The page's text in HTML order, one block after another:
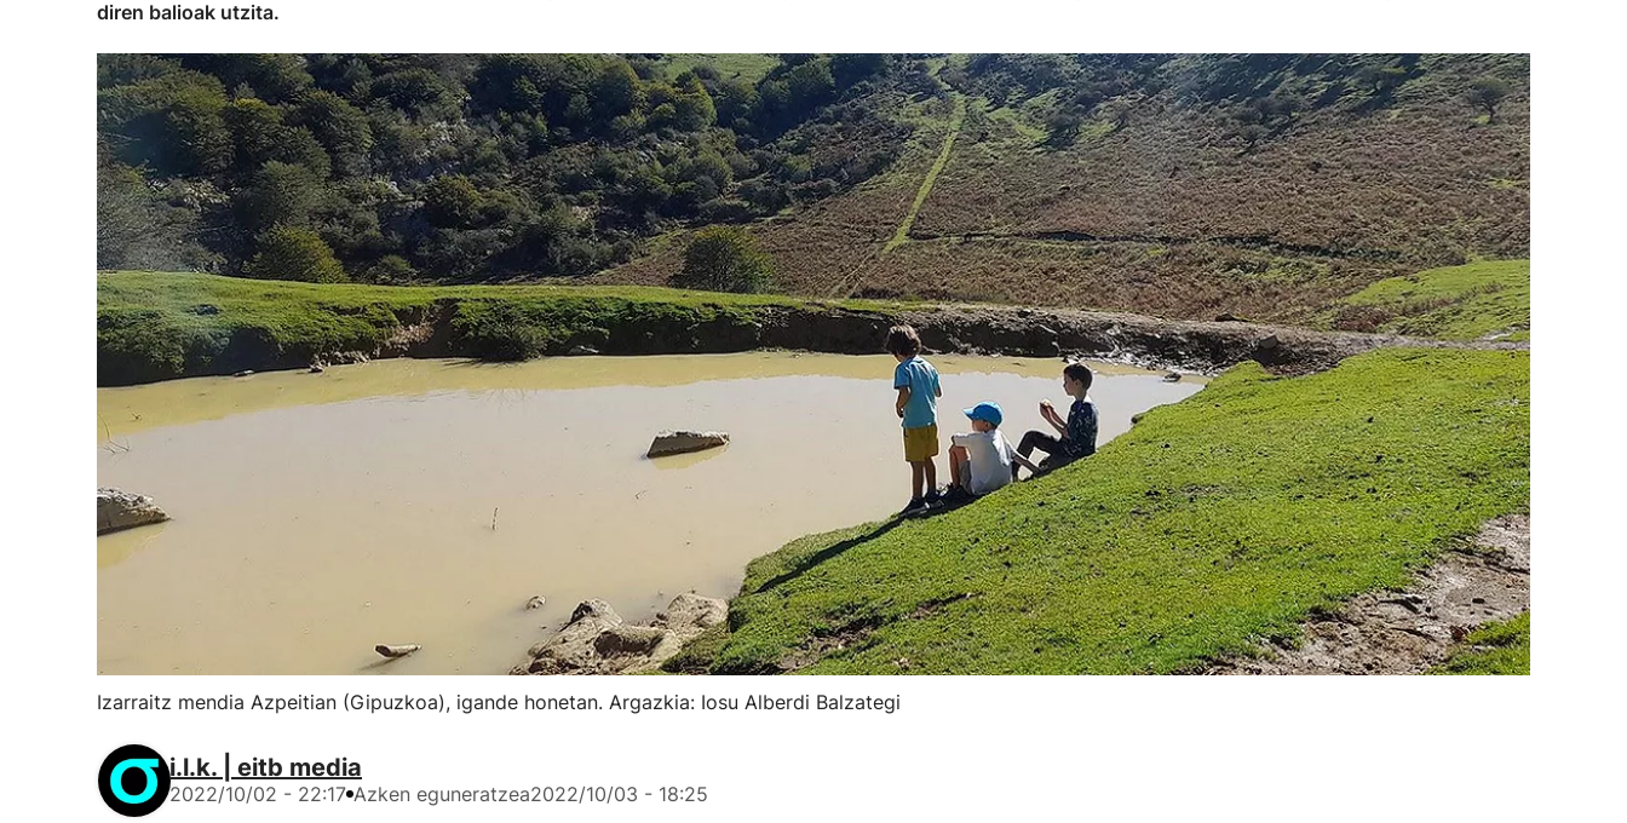
diren balioak utzita.
Izarraitz mendia Azpeitian (Gipuzkoa), igande honetan. Argazkia: Iosu Alberdi Balzategi
i.l.k. | eitb media
2022/10/02 - 22:17 Azken eguneratzea2022/10/03 - 18:25